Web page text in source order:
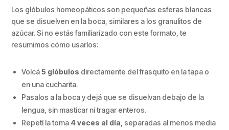
Los glóbulos homeopáticos son pequeñas esferas blancas
que se disuelven en la boca, similares a los granulitos de
azúcar. Si no estás familiarizado con este formato, te
resumimos cómo usarlos:
Volcá5 glóbulos directamente del frasquito en la tapa o
en una cucharita.
Pasalos a la boca y dejá que se disuelvan debajo de la
lengua, sin masticar ni tragar enteros.
Repetí la toma 4 veces al día , separadas al menos media